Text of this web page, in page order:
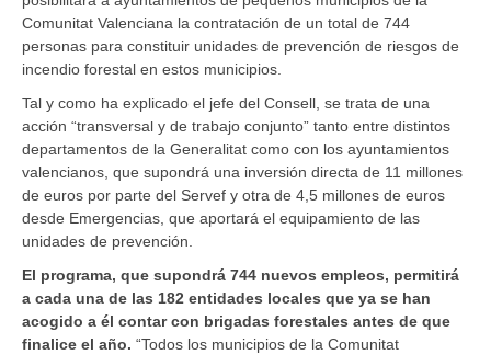
Comunitat Valenciana la contratación de un total de 744
personas para constituir unidades de prevención de riesgos de
incendio forestal en estos municipios.
Tal y como ha explicado el jefe del Consell, se trata de una
acción “transversal y de trabajo conjunto” tanto entre distintos
departamentos de la Generalitat como con los ayuntamientos
valencianos, que supondrá una inversión directa de 11 millones
de euros por parte del Servef y otra de 4,5 millones de euros
desde Emergencias, que aportará el equipamiento de las
unidades de prevención.
El programa, que supondrá 744 nuevos empleos, permitirá
a cada una de las 182 entidades locales que ya se han
acogido a él contar con brigadas forestales antes de que
finalice el año. “Todos los municipios de la Comunitat